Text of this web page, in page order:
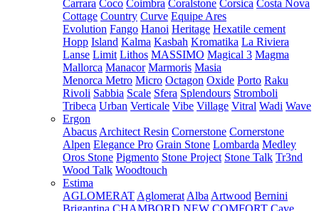
Carrara Coco Coimbra Coralstone Corsica Costa Nova
Cottage Country Curve Equipe Ares
Evolution Fango Hanoi Heritage Hexatile cement
Hopp Island Kalma Kasbah Kromatika La Riviera
Lanse Limit Lithos MASSIMO Magical 3 Magma
Mallorca Manacor Marmoris Masia
Menorca Metro Micro Octagon Oxide Porto Raku
Rivoli Sabbia Scale Sfera Splendours Stromboli
Tribeca Urban Verticale Vibe Village Vitral Wadi Wave
Ergon
Abacus Architect Resin Cornerstone Cornerstone
Alpen Elegance Pro Grain Stone Lombarda Medley
Oros Stone Pigmento Stone Project Stone Talk Tr3nd
Wood Talk Woodtouch
Estima
AGLOMERAT Aglomerat Alba Artwood Bernini